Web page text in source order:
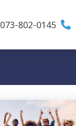
073-802-0145